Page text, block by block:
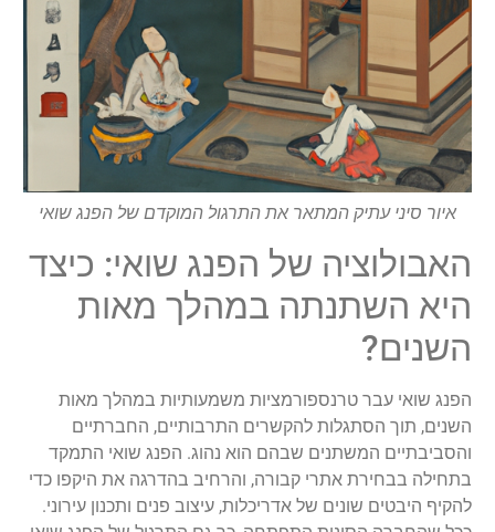
איור סיני עתיק המתאר את התרגול המוקדם של הפנג שואי
האבולוציה של הפנג שואי: כיצד
היא השתנתה במהלך מאות
השנים?
הפנג שואי עבר טרנספורמציות משמעותיות במהלך מאות
השנים, תוך הסתגלות להקשרים התרבותיים, החברתיים
והסביבתיים המשתנים שבהם הוא נהוג. הפנג שואי התמקד
בתחילה בבחירת אתרי קבורה, והרחיב בהדרגה את היקפו כדי
להקיף היבטים שונים של אדריכלות, עיצוב פנים ותכנון עירוני.